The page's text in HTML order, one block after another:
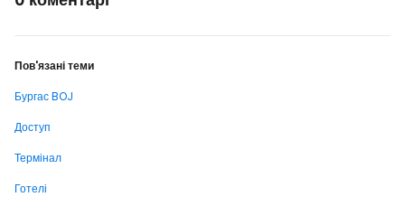
Пов'язані теми
Бургас BOJ
Доступ
Термінал
Готелі